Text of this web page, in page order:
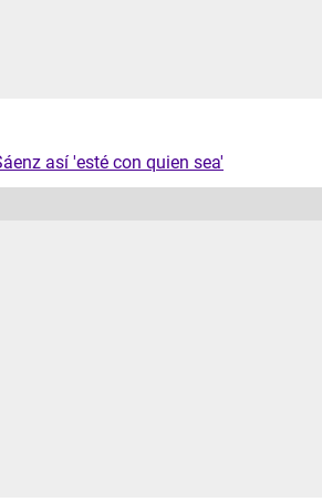
así 'esté con quien sea'